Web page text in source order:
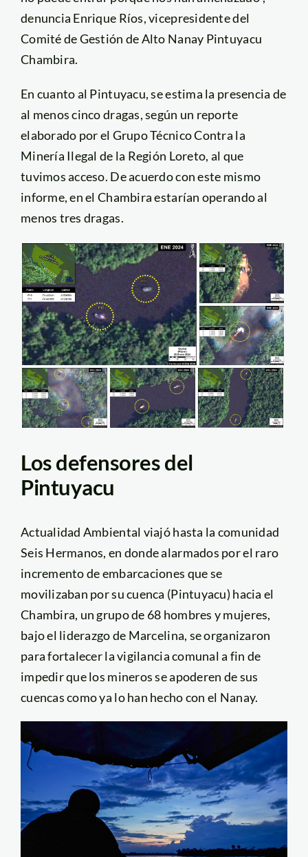
denuncia Enrique Ríos, vicepresidente del
Comité de Gestión de Alto Nanay Pintuyacu
Chambira.
En cuanto al Pintuyacu, se estima la presencia de
al menos cinco dragas, según un reporte
elaborado por el Grupo Técnico Contra la
Minería Ilegal de la Región Loreto, al que
tuvimos acceso. De acuerdo con este mismo
informe, en el Chambira estarían operando al
menos tres dragas.
Los defensores del
Pintuyacu
Actualidad Ambiental viajó hasta la comunidad
Seis Hermanos, en donde alarmados por el raro
incremento de embarcaciones que se
movilizaban por su cuenca (Pintuyacu) hacia el
Chambira, un grupo de 68 hombres y mujeres,
bajo el liderazgo de Marcelina, se organizaron
para fortalecer la vigilancia comunal a fin de
impedir que los mineros se apoderen de sus
cuencas como ya lo han hecho con el Nanay.